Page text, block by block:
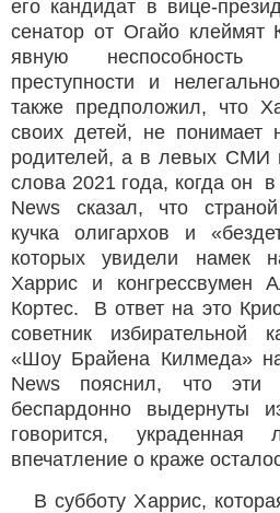
его кандидат в вице-
сенатор от Огайо клеймят
явную неспособность
преступности и
также предположил, что
своих детей, не понимает
родителей, а в левых СМИ
слова 2021 года, когда он
News сказал, что
кучка олигархов и
которых увидели намек
Харрис и конгрессвумен
Кортес. В ответ на это
советник избирательной
«Шоу Брайена Килмеда»
News пояснил, что
беспардонно выдернуты
говорится,
впечатление о краже
В субботу Харрис,